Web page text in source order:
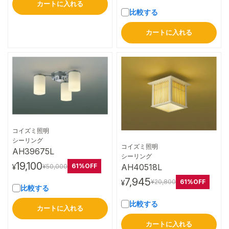
カートに入れる
比較する
カートに入れる
コイズミ照明
シーリング
AH39675L
¥19,100¥50,000 61%OFF
比較する
カートに入れる
コイズミ照明
シーリング
AH40518L
¥7,945¥20,800 61%OFF
比較する
カートに入れる